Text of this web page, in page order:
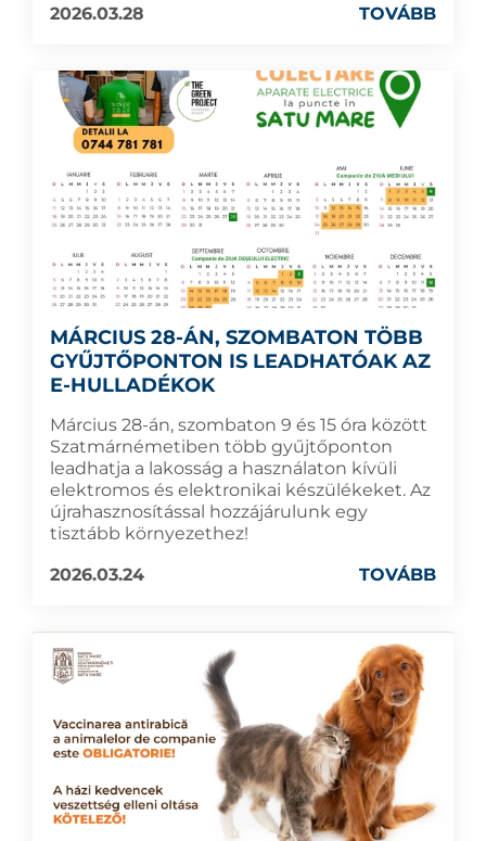
2026.03.28
TOVÁBB
MÁRCIUS 28-ÁN, SZOMBATON TÖBB
GYŰJTŐPONTON IS LEADHATÓAK AZ
E-HULLADÉKOK
Március 28-án, szombaton 9 és 15 óra között
Szatmárnémetiben több gyűjtőponton
leadhatja a lakosság a használaton kívüli
elektromos és elektronikai készülékeket. Az
újrahasznosítással hozzájárulunk egy
tisztább környezethez!
2026.03.24
TOVÁBB